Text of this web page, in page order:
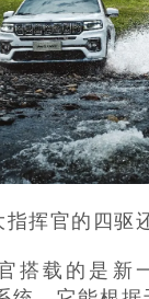
挥官的四驱
搭载的是新